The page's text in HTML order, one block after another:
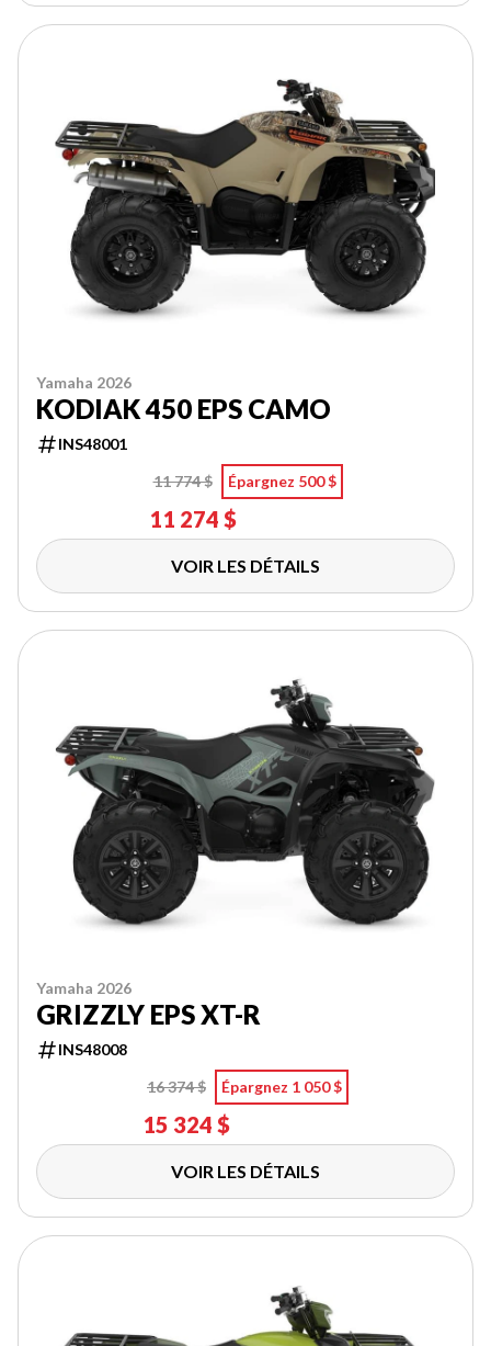
Yamaha 2026
KODIAK 450 EPS CAMO
INS48001
11 774 $
Épargnez 500 $
11 274 $
VOIR LES DÉTAILS
Yamaha 2026
GRIZZLY EPS XT-R
INS48008
16 374 $
Épargnez 1 050 $
15 324 $
VOIR LES DÉTAILS